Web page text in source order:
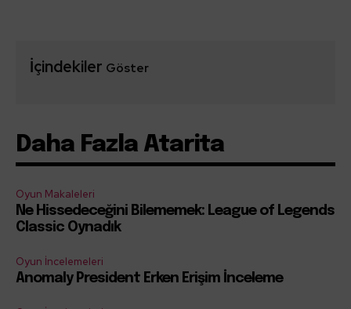
İçindekiler Göster
Daha Fazla Atarita
Oyun Makaleleri
Ne Hissedeceğini Bilememek: League of Legends
Classic Oynadık
Oyun İncelemeleri
Anomaly President Erken Erişim İnceleme